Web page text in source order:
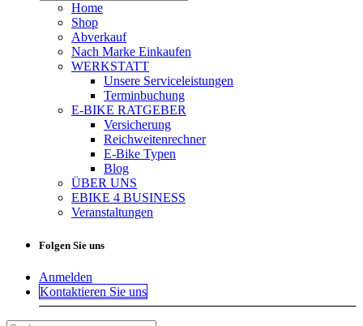
Home
Shop
Abverkauf
Nach Marke Einkaufen
WERKSTATT
Unsere Serviceleistungen
Terminbuchung
E-BIKE RATGEBER
Versicherung
Reichweitenrechner
E-Bike Typen
Blog
ÜBER UNS
EBIKE 4 BUSINESS
Veranstaltungen
Folgen Sie uns
Anmelden
Kontaktieren Sie uns